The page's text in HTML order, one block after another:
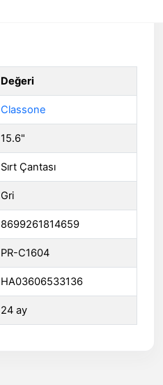
Değeri
Classone
15.6"
Sırt Çantası
Gri
8699261814659
PR-C1604
HA03606533136
24 ay